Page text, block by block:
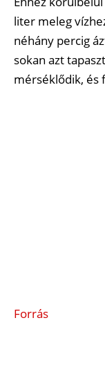
liter meleg
néhány percig
sokan azt
mérséklődik, és
Forrás